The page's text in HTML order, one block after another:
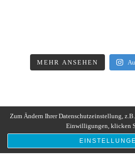
MEHR ANSEHEN
Zum Ändern Ihrer Datenschutzeinstellung,
Einwilligungen, klicken